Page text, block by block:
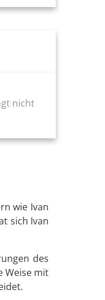
nicht
wie Ivan
sich Ivan
des
Weise mit